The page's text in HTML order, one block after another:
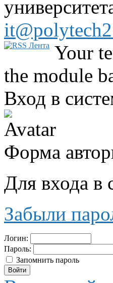
Your
the module
Вход в
Форма
Для входа в
Забыли
Логин:
Пароль:
Запомнить пароль